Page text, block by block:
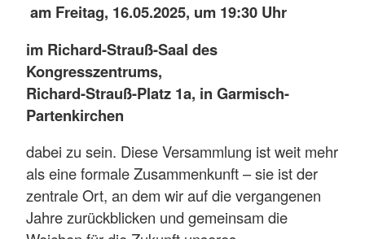
am Freitag, 16.05.2025, um 19:30 Uhr
im Richard-Strauß-Saal des
Kongresszentrums,
Richard-Strauß-Platz 1a, in Garmisch-
Partenkirchen
dabei zu sein. Diese Versammlung ist weit mehr
als eine formale Zusammenkunft – sie ist der
zentrale Ort, an dem wir auf die vergangenen
Jahre zurückblicken und gemeinsam die